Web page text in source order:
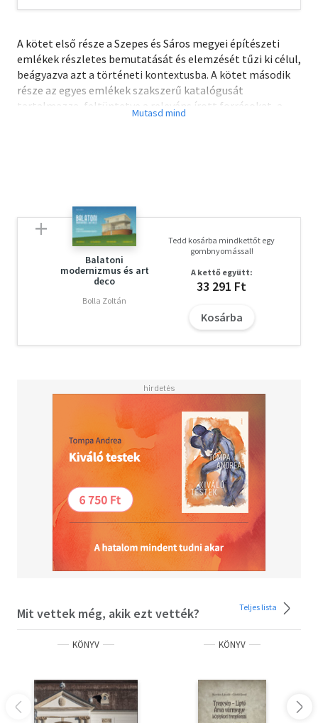
A kötet első része a Szepes és Sáros megyei építészeti
emlékek részletes bemutatását és elemzését tűzi ki célul,
beágyazva azt a történeti kontextusba. A kötet második
része az egyes emlékek szakszerű katalógusát
tartalmazza, feltüntetve a releváns írott forrásokat, a
szakirodalmi hivatkozásokat, az egyes épületek leírásával
Balatoni
modernizmus és art
deco
Bolla Zoltán
Tedd kosárba mindkettőt egy
gombnyomással!
A kettő együtt:
33 291 Ft
Kosárba
Mit vettek még, akik ezt vették? Teljes lista
KÖNYV KÖNYV